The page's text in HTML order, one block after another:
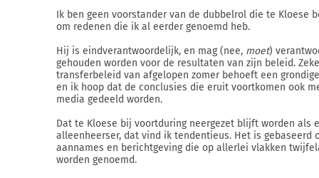
Ik ben geen voorstander van de dubbelrol die te Kloese
om redenen die ik al eerder genoemd heb.
Hij is eindverantwoordelijk, en mag (nee, moet)
gehouden worden voor de resultaten van zijn beleid.
transferbeleid van afgelopen zomer behoeft een
en ik hoop dat de conclusies die eruit voortkomen ook
media gedeeld worden.
Dat te Kloese bij voortduring neergezet blijft worden als
alleenheerser, dat vind ik tendentieus. Het is gebaseerd
aannames en berichtgeving die op allerlei vlakken
worden genoemd.